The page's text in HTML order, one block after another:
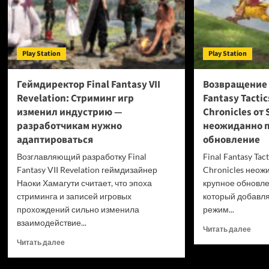
Play Station
Геймдиректор Final Fantasy VII
Revelation: Стриминг игр
изменил индустрию —
разработчикам нужно
адаптироваться
Возглавляющий разработку Final
Fantasy VII Revelation геймдизайнер
Наоки Хамагути считает, что эпоха
стриминга и записей игровых
прохождений сильно изменила
взаимодействие...
Читать далееПрочитать
Play Station
Fantasy
Chronicles от
неожиданно
обновление
Final Fantasy
Chronicles
крупное
который
режим...
Читать далее